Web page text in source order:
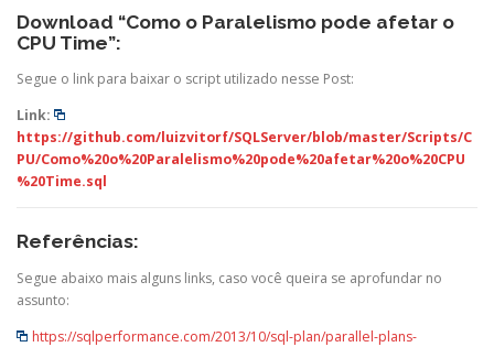
Download “Como o Paralelismo pode afetar o
CPU Time”:
Segue o link para baixar o script utilizado nesse Post:
Link:
https://github.com/luizvitorf/SQLServer/blob/master/Scripts/C
PU/Como%20o%20Paralelismo%20pode%20afetar%20o%20CPU
%20Time.sql
Referências:
Segue abaixo mais alguns links, caso você queira se aprofundar no
assunto:
https://sqlperformance.com/2013/10/sql-plan/parallel-plans-